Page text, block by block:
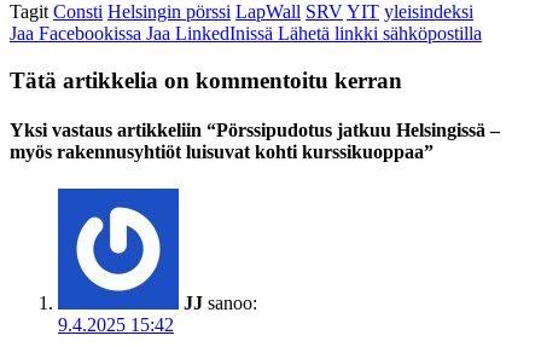
Tagit Consti Helsingin pörssi LapWall SRVYIT yleisindeksi
Jaa Facebookissa Jaa LinkedInissä Lähetä linkki sähköpostilla
Tätä artikkelia on kommentoitu kerran
Yksi vastaus artikkeliin “Pörssipudotus jatkuu Helsingissä –
myös rakennusyhtiöt luisuvat kohti kurssikuoppaa”
JJ sanoo:
9.4.2025 15:42